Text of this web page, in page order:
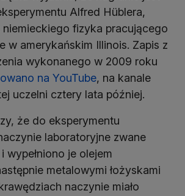
Alfred Hüblera,
fizyka pracującego
w amerykańskim Illinois. Zapis z
wykonanego w 2009 roku
na YouTube, na kanale
uczelni cztery lata później.
że do eksperymentu
laboratoryjne zwane
wypełniono je olejem
metalowymi łożyskami
naczynie miało